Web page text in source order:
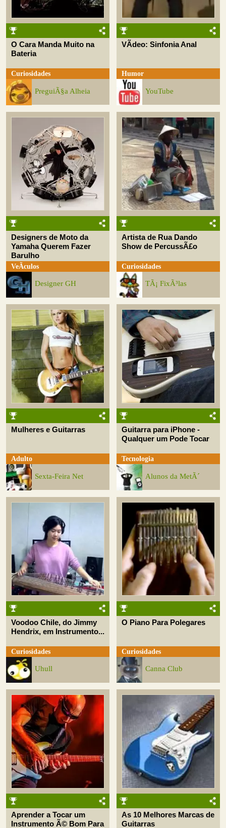
O Cara Manda Muito na
Bateria
Curiosidades
PreguiÃ§a Alheia
VÃ­deo: Sinfonia Anal
Humor
YouTube
Designers de Moto da
Yamaha Querem Fazer
Barulho
VeÃ­culos
Designer GH
Artista de Rua Dando
Show de PercussÃ£o
Curiosidades
TÃ¡ FixÃ³las
Mulheres e Guitarras
Adulto
Sexta-Feira Net
Guitarra para iPhone -
Qualquer um Pode Tocar
Tecnologia
Alunos da MetÃ´
Voodoo Chile, do Jimmy
Hendrix, em Instrumento...
Curiosidades
Uhull
O Piano Para Polegares
Curiosidades
Canna Club
Aprender a Tocar um
Instrumento Ã© Bom Para
As 10 Melhores Marcas de
Guitarras